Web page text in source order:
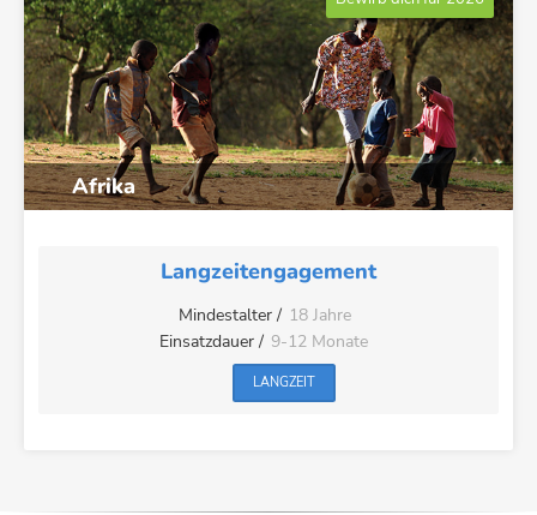
Afrika
Langzeitengagement
Mindestalter / 18 Jahre
Einsatzdauer / 9-12 Monate
LANGZEIT